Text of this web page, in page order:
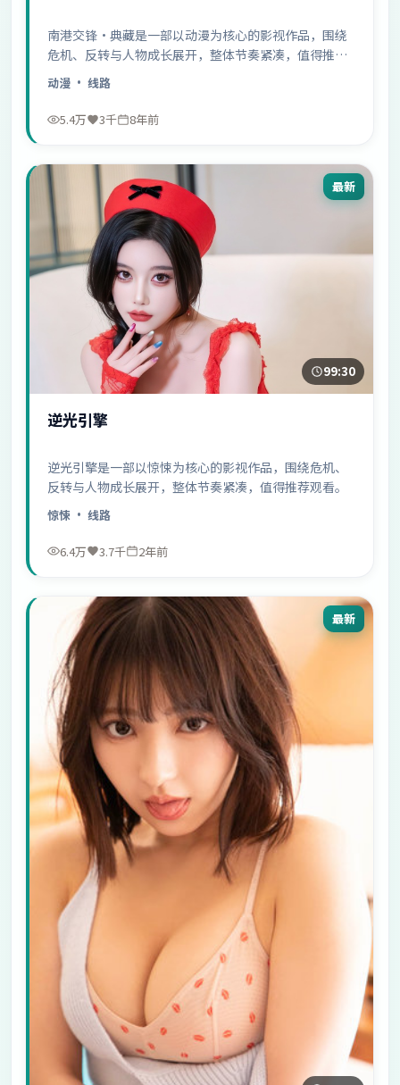
南港交锋·典藏是一部以动漫为核心的影视作品，围绕
危机、反转与人物成长展开，整体节奏紧凑，值得推荐
观看。
动漫 · 线路
5.4万 3千 8年前
最新
99:30
逆光引擎
逆光引擎是一部以惊悚为核心的影视作品，围绕危机、
反转与人物成长展开，整体节奏紧凑，值得推荐观看。
惊悚 · 线路
6.4万 3.7千 2年前
最新